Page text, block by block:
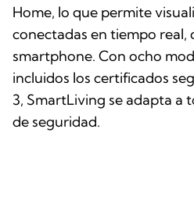
Home, lo que permite
conectadas en tiempo real,
smartphone. Con ocho
incluidos los certificados
3, SmartLiving se adapta a
de seguridad.